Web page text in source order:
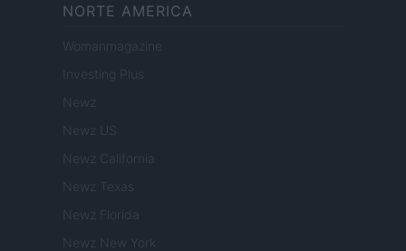
NORTE AMERICA
Womanmagazine
Investing Plus
Newz
Newz US
Newz California
Newz Texas
Newz Florida
Newz New York